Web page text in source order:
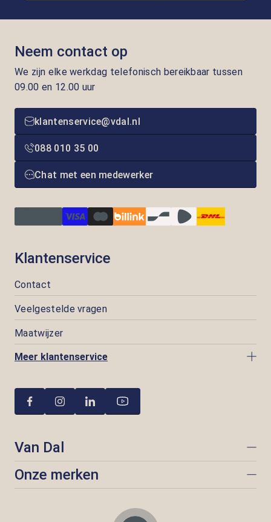
Neem contact op
We zijn elke werkdag telefonisch bereikbaar tussen
09.00 en 12.00 uur
klantenservice@vdal.nl
088 010 35 00
Chat met een medewerker
Klantenservice
Contact
Veelgestelde vragen
Maatwijzer
Meer klantenservice
Van Dal
Onze merken